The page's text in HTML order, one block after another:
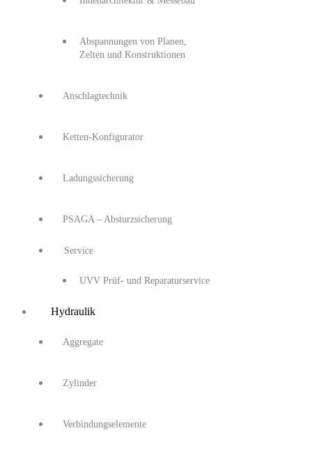
Abspannungen von Planen,
Zelten und Konstruktionen
Anschlagtechnik
Ketten-Konfigurator
Ladungssicherung
PSAGA – Absturzsicherung
Service
UVV Prüf- und Reparaturservice
Hydraulik
Aggregate
Zylinder
Verbindungselemente